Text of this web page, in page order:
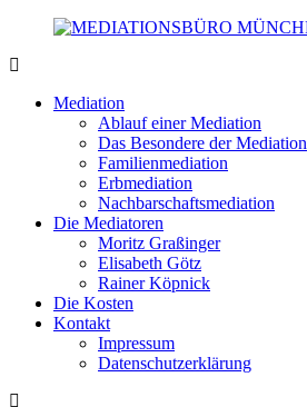
springen
MÜNCHEN
Wirtschaft
Mediation
Ablauf einer Mediation
Das Besondere der Mediation
Familienmediation
Erbmediation
Nachbarschaftsmediation
Die Mediatoren
Moritz Graßinger
Elisabeth Götz
Rainer Köpnick
Die Kosten
Kontakt
Impressum
Datenschutzerklärung